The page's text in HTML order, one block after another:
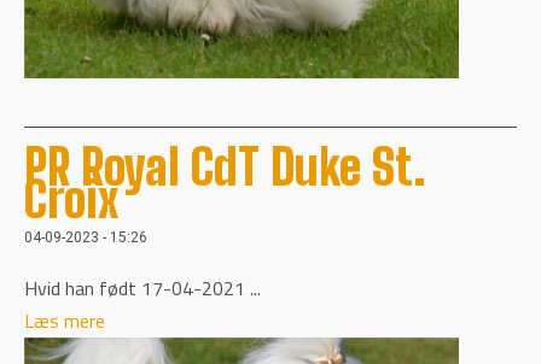
PR Royal CdT Duke St.
Croix
04-09-2023 - 15:26
Hvid han født 17-04-2021 ...
Læs mere